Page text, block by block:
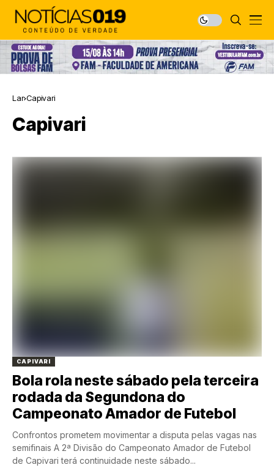
Lar Capivari
Capivari
CAPIVARI
Bola rola neste sábado pela terceira
rodada da Segundona do
Campeonato Amador de Futebol
Confrontos prometem movimentar a disputa pelas vagas nas
semifinais A 2ª Divisão do Campeonato Amador de Futebol
de Capivari terá continuidade neste sábado...